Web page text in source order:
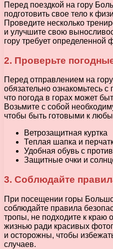
Перед поездкой на гору
подготовить свое тело к
Проведите несколько
и улучшите свою
гору требует определенной
2. Проверьте
Перед отправлением на
обязательно ознакомьтесь
что погода в горах может
Возьмите с собой
чтобы быть готовыми к
Ветрозащитная куртка
Теплая шапка и
Удобная обувь с
Защитные очки и
3. Соблюдайте
При посещении горы
соблюдайте правила
тропы, не подходите к краю
жизнью ради красивых
и осторожны, чтобы
случаев.